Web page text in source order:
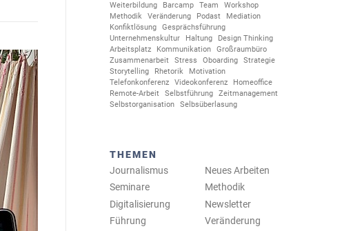
Weiterbildung
Barcamp Team
Workshop
Methodik
Veränderung Podast
Mediation
Konfiktlösung
Gesprächsführung
Unternehmenskultur
Haltung
Design Thinking
Arbeitsplatz
Kommunikation
Großraumbüro
Zusammenarbeit
Stress Oboarding
Strategie
Storytelling
Rhetorik
Motivation
Telefonkonferenz
Videokonferenz
Homeoffice
Remote-Arbeit
Selbstführung
Zeitmanagement
Selbstorganisation
Selbsüberlasung
THEMEN
Journalismus
Seminare
Digitalisierung
Führung
Neues Arbeiten
Methodik
Newsletter
Veränderung